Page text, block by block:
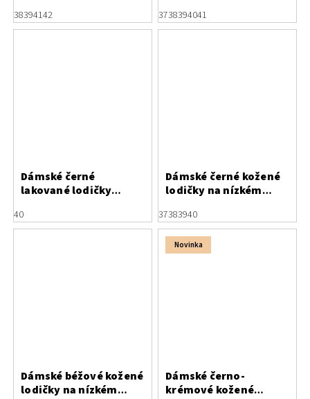
38394142 3738394041
Dámské černé
lakované lodičky
40
Dámské černé kožené
lodičky na nízkém
37383940
Dámské béžové kožené
lodičky na nízkém
Novinka
Dámské černo-
krémové kožené